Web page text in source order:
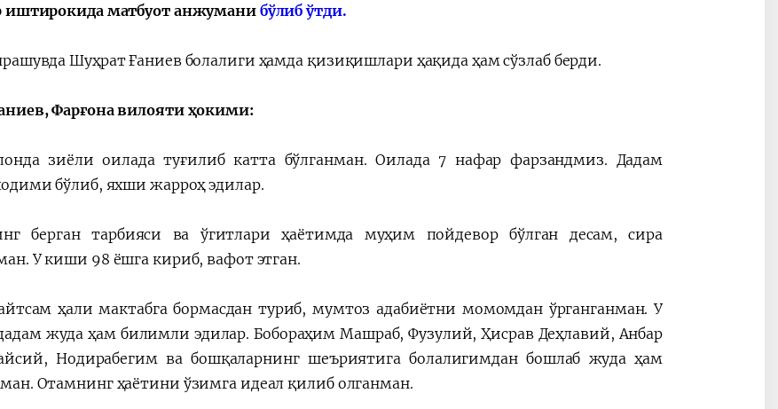
иштирокида матбуот анжумани бўлиб ўтди.
Шуҳрат Ғаниев болалиги ҳамда қизиқишлари ҳақида ҳам сўзлаб берди.
Фарғона вилояти ҳокими:
зиёли оилада туғилиб катта бўлганман. Оилада 7 нафар фарзандмиз. Дадам
бўлиб, яхши жарроҳ эдилар.
берган тарбияси ва ўгитлари ҳаётимда муҳим пойдевор бўлган десам, сира
У киши 98 ёшга кириб, вафот этган.
ҳали мактабга бормасдан туриб, мумтоз адабиётни момомдан ўрганганман. У
жуда ҳам билимли эдилар. Бобораҳим Машраб, Фузулий, Ҳисрав Деҳлавий, Анбар
Нодирабегим ва бошқаларнинг шеъриятига болалигимдан бошлаб жуда ҳам
Отамнинг ҳаётини ўзимга идеал қилиб олганман.